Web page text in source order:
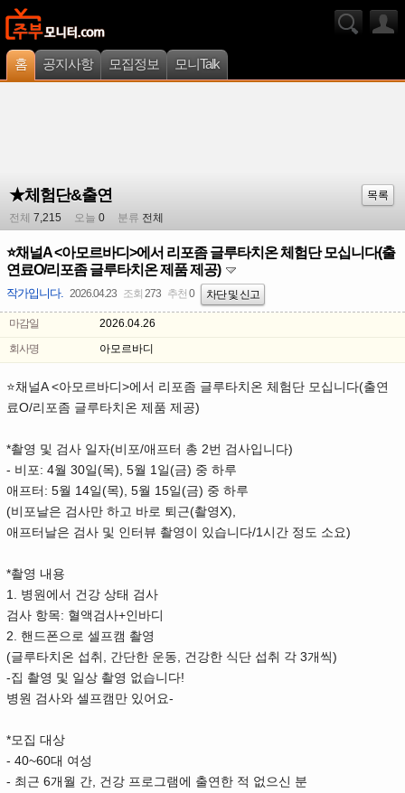
홈 공지사항 모집정보 모니Talk
★체험단&출연
목록
전체 7,215 오늘 0 분류 전체
⭐채널A <아모르바디>에서 리포좀 글루타치온 체험단 모십니다(출
연료O/리포좀 글루타치온 제품 제공)
작가입니다. 2026.04.23 조회 273 추천 0 차단 및 신고
마감일
2026.04.26
회사명
아모르바디
⭐채널A <아모르바디 >에서 리포좀 글루타치온 체험단 모십니다(출연
료O/리포좀 글루타치온 제품 제공)
*촬영 및 검사 일자(비포/애프터 총 2번 검사입니다)
- 비포: 4월 30일(목), 5월 1일(금) 중 하루
애프터 : 5월 14일(목), 5월 15일(금) 중 하루
(비포날은 검사만 하고 바로 퇴근(촬영X),
애프터날은 검사 및 인터뷰 촬영이 있습니다/1시간 정도 소요)
*촬영 내용
1. 병원에서 건강 상태 검사
검사 항목: 혈액검사+인바디
2. 핸드폰으로 셀프캠 촬영
(글루타치온 섭취 , 간단한 운동, 건강한 식단 섭취 각 3개씩)
-집 촬영 및 일상 촬영 없습니다!
병원 검사와 셀프캠만 있어요-
*모집 대상
- 40~60대 여성
- 최근 6개월 간, 건강 프로그램에 출연한 적 없으신 분